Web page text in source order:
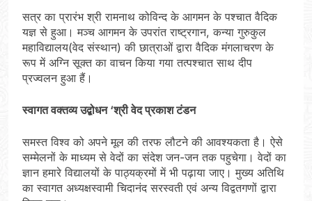
सत्र का प्रारंभ श्री रामनाथ कोविन्द के आगमन के पश्चात वैदिक
यज्ञ से हुआ। मञ्च आगमन के उपरांत राष्ट्रगान, कन्या गुरुकुल
महाविद्यालय(वेद संस्थान) की छात्राओं द्वारा वैदिक मंगलाचरण के
रूप में अग्नि सूक्त का वाचन किया गया तत्पश्चात साथ दीप
प्रज्वलन हुआ हैं।
स्वागत वक्तव्य उद्बोधन ‘श्री वेद प्रकाश टंडन
समस्त विश्व को अपने मूल की तरफ लौटने की आवश्यकता है। ऐसे
सम्मेलनों के माध्यम से वेदों का संदेश जन-जन तक पहुचेगा। वेदों का
ज्ञान हमारे विद्यालयों के पाठ्यक्रमों में भी पढ़ाया जाए। मुख्य अतिथि
का स्वागत अध्यक्षस्वामी चिदानंद सरस्वती एवं अन्य विद्वतगणों द्वारा